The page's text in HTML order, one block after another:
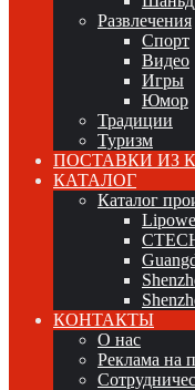
Развлечения
Спорт
Видео
Игры
Юмор
Традиции
Туризм
ПОСТАВКИ ИЗ
КАТАЛОГ
Каталог
КОНТАКТЫ
О нас
Реклама на